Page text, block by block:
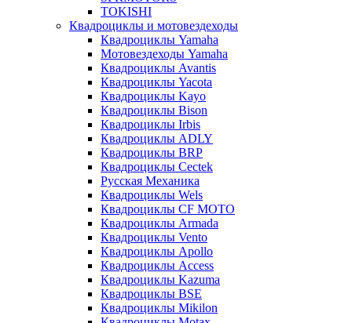
TOKISHI
Квадроциклы и мотовездеходы
Квадроциклы Yamaha
Мотовездеходы Yamaha
Квадроциклы Avantis
Квадроциклы Yacota
Квадроциклы Kayo
Квадроциклы Bison
Квадроциклы Irbis
Квадроциклы ADLY
Квадроциклы BRP
Квадроциклы Cectek
Русская Механика
Квадроциклы Wels
Квадроциклы CF MOTO
Квадроциклы Armada
Квадроциклы Vento
Квадроциклы Apollo
Квадроциклы Access
Квадроциклы Kazuma
Квадроциклы BSE
Квадроциклы Mikilon